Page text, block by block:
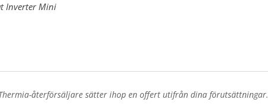
Inverter Mini
återförsäljare sätter ihop en offert utifrån dina förutsättningar.